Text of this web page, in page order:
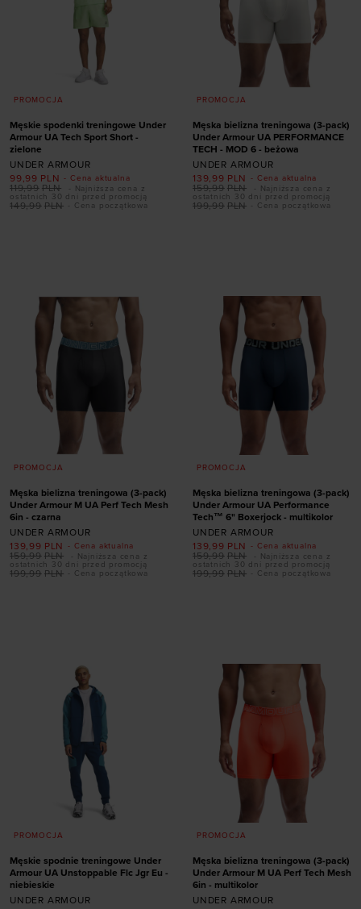
PROMOCJA
Męskie spodenki treningowe Under
Armour UA Tech Sport Short -
zielone
UNDER ARMOUR
- Cena aktualna
99,99 PLN
- Cena początkowa
149,99 PLN
119,99 PLN
- Najniższa cena z
ostatnich 30 dni przed promocją
PROMOCJA
Męska bielizna treningowa (3-pack)
Under Armour UA PERFORMANCE
TECH - MOD 6 - beżowa
UNDER ARMOUR
- Cena aktualna
139,99 PLN
- Cena początkowa
199,99 PLN
159,99 PLN
- Najniższa cena z
ostatnich 30 dni przed promocją
PROMOCJA
Męska bielizna treningowa (3-pack)
Under Armour M UA Perf Tech Mesh
6in - czarna
UNDER ARMOUR
- Cena aktualna
139,99 PLN
- Cena początkowa
199,99 PLN
159,99 PLN
- Najniższa cena z
ostatnich 30 dni przed promocją
PROMOCJA
Męska bielizna treningowa (3-pack)
Under Armour UA Performance
Tech™ 6" Boxerjock - multikolor
UNDER ARMOUR
- Cena aktualna
139,99 PLN
- Cena początkowa
199,99 PLN
159,99 PLN
- Najniższa cena z
ostatnich 30 dni przed promocją
PROMOCJA
Męskie spodnie treningowe Under
Armour UA Unstoppable Flc Jgr Eu -
niebieskie
UNDER ARMOUR
PROMOCJA
Męska bielizna treningowa (3-pack)
Under Armour M UA Perf Tech Mesh
6in - multikolor
UNDER ARMOUR